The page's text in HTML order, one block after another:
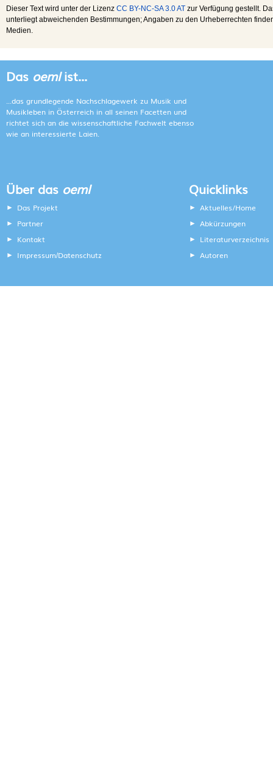
Dieser Text wird unter der Lizenz CC BY-NC-SA 3.0 AT zur Verfügung gestellt.
unterliegt abweichenden Bestimmungen; Angaben zu den Urheberrechten
Medien.
Das oemlist...
...das grundlegende Nachschlagewerk zu Musik und
Musikleben in Österreich in all seinen Facetten und
richtet sich an die wissenschaftliche Fachwelt ebenso
wie an interessierte Laien.
Über das oeml
Das Projekt
Partner
Kontakt
Impressum/Datenschutz
Quicklinks
Aktuelles/Home
Abkürzungen
Literaturverzeichnis
Autoren